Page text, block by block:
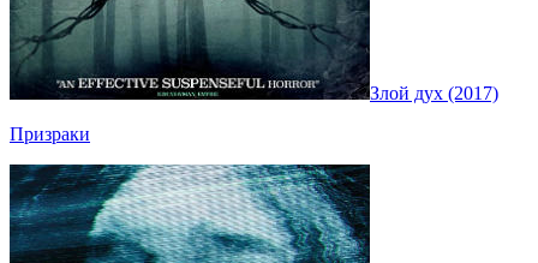
Злой дух (2017)
Призраки